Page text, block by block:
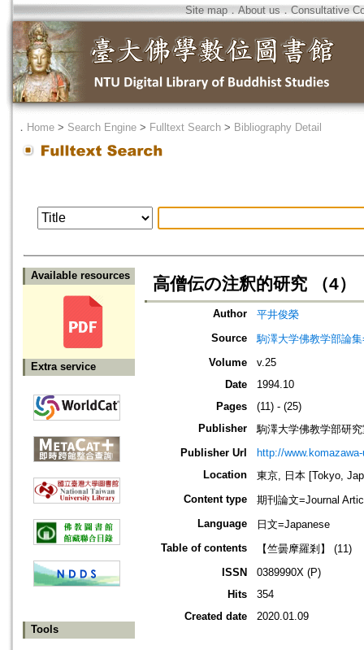
Site map．About us ． Consultative
． Home > Search Engine > Fulltext Search > Bibliography Detail
Available resources
Extra service
Tools
高僧伝の注釈的研究 （4）
Author
平井俊榮
Source
駒澤大学佛教学部論
Volume
v.25
Date
1994.10
Pages
(11) - (25)
Publisher
駒澤大学佛教学部研
Publisher Url
http://
Location
東京, 日本 [Tokyo,
Content type
期刊論文=Journal
Language
日文=Japanese
Table of contents
【竺曇摩羅剎】 (11)
ISSN
0389990X (P)
Hits
354
Created date
2020.01.09